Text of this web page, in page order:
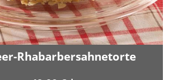
Rhabarbersahnetorte